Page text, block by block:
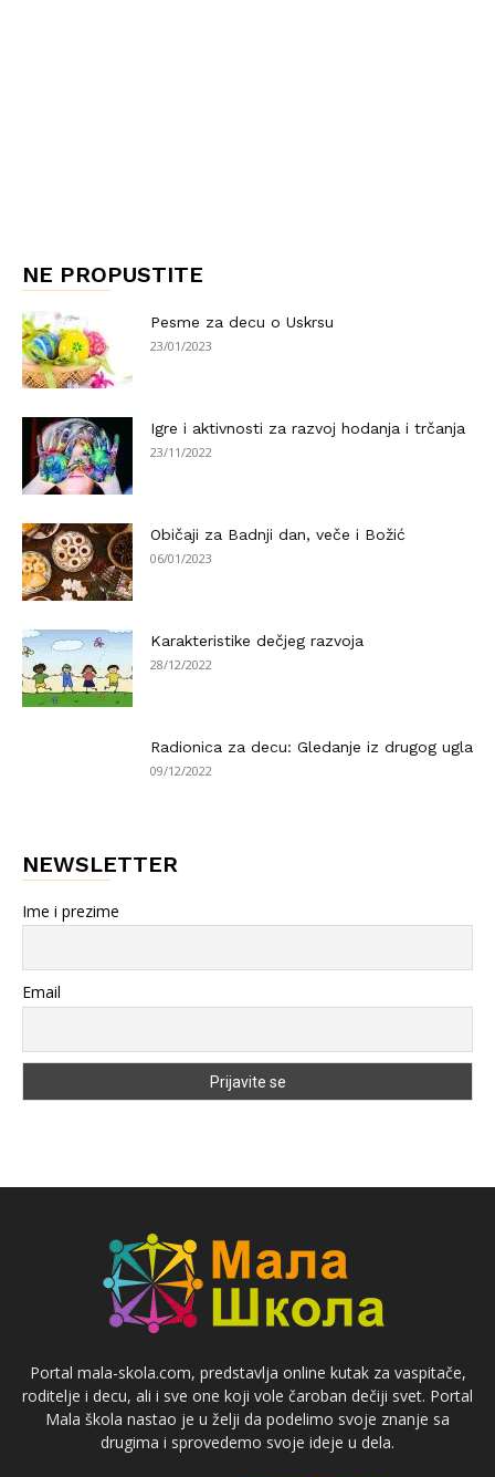
NE PROPUSTITE
Pesme za decu o Uskrsu
23/01/2023
Igre i aktivnosti za razvoj hodanja i trčanja
23/11/2022
Običaji za Badnji dan, veče i Božić
06/01/2023
Karakteristike dečjeg razvoja
28/12/2022
Radionica za decu: Gledanje iz drugog ugla
09/12/2022
NEWSLETTER
Ime i prezime
Email
Portal mala-skola.com, predstavlja online kutak za vaspitače,
roditelje i decu, ali i sve one koji vole čaroban dečiji svet. Portal
Mala škola nastao je u želji da podelimo svoje znanje sa
drugima i sprovedemo svoje ideje u dela.